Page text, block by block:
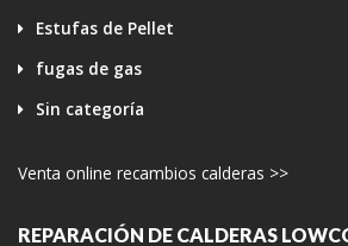
Estufas de Pellet
fugas de gas
Sin categoría
Venta online recambios calderas >>
REPARACIÓN DE CALDERAS